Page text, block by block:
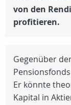
von den
profitieren.
Gegenüber
Er könnte
Kapital in